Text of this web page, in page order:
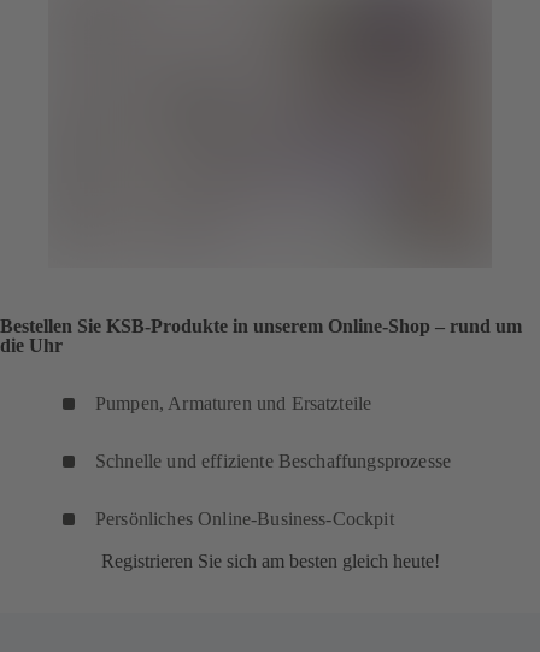
Bestellen Sie KSB-Produkte in unserem Online-Shop – rund um
die Uhr
Pumpen, Armaturen und Ersatzteile
Schnelle und effiziente Beschaffungsprozesse
Persönliches Online-Business-Cockpit
Registrieren Sie sich am besten gleich heute!